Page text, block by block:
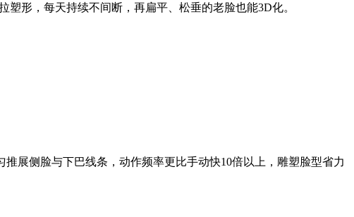
形，每天持续不间断，再扁平、松垂的老脸也能3D化。
展侧脸与下巴线条，动作频率更比手动快10倍以上，雕塑脸型省力